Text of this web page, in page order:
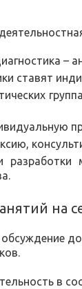
–
ставят
на
в